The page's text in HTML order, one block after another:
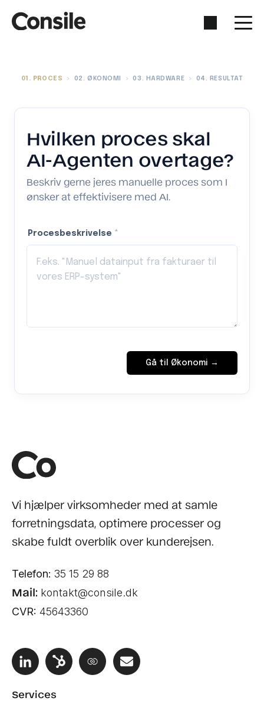
01 . PROCES > 02 .ØKONOMI > 03 . HARDWARE > 04 . RESULTAT
Hvilken proces skal
AI-Agenten overtage?
Beskriv gerne jeres manuelle proces som I
ønsker at effektivisere med AI.
Procesbeskrivelse *
Gå til Økonomi →
Vi hjælper virksomheder med at samle
forretningsdata, optimere processer og
skabe fuldt overblik over kunderejsen.
Telefon: 35 15 29 88
Mail: kontakt@consile.dk
CVR: 45643360
Services